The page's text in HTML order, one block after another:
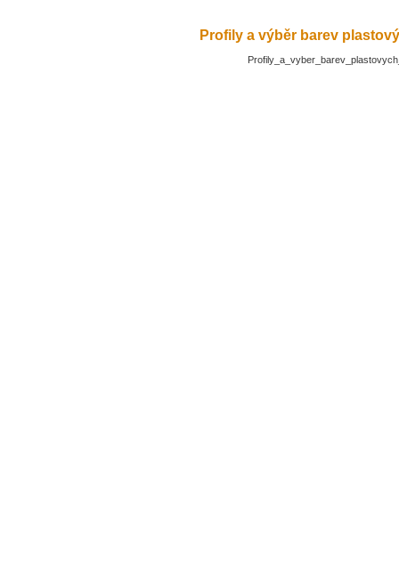
Profily a výběr barev